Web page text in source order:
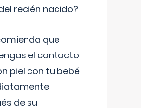
recién nacido?
que
el contacto
piel con tu bebé
de su